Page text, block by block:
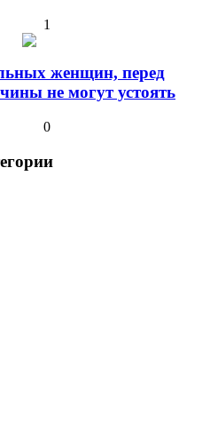
1
женщин, перед
не могут устоять
0